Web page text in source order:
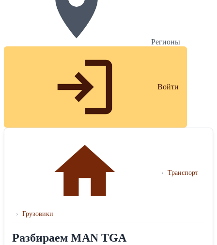
Регионы
Войти
› Транспорт
› Грузовики
Разбираем МАN TGA